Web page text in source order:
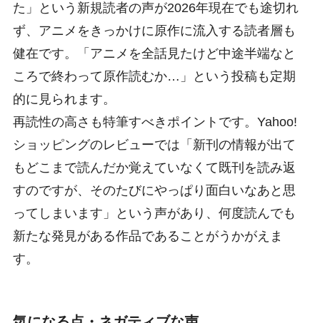
た」という新規読者の声が2026年現在でも途切れ
ず、アニメをきっかけに原作に流入する読者層も
健在です。「アニメを全話見たけど中途半端なと
ころで終わって原作読むか…」という投稿も定期
的に見られます。
再読性の高さも特筆すべきポイントです。Yahoo!
ショッピングのレビューでは「新刊の情報が出て
もどこまで読んだか覚えていなくて既刊を読み返
すのですが、そのたびにやっぱり面白いなあと思
ってしまいます」という声があり、何度読んでも
新たな発見がある作品であることがうかがえま
す。